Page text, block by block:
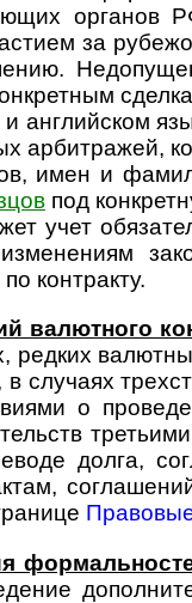
органов
за
английском
арбитражей,
имен и
под
учет
контракту.
валютного
редких
случаях
о
долга,